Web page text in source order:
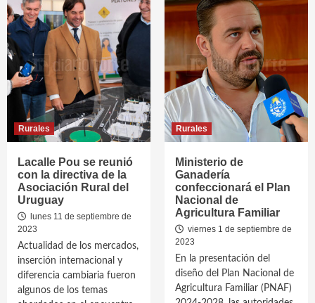
Rurales
Lacalle Pou se reunió
con la directiva de la
Asociación Rural del
Uruguay
lunes 11 de septiembre de
2023
Actualidad de los mercados,
inserción internacional y
diferencia cambiaria fueron
algunos de los temas
Rurales
Ministerio de
Ganadería
confeccionará el Plan
Nacional de
Agricultura Familiar
viernes 1 de septiembre de
2023
En la presentación del
diseño del Plan Nacional de
Agricultura Familiar (PNAF)